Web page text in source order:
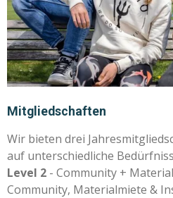
Mitgliedschaften
Wir bieten drei
auf unterschiedliche
Level 2 - Community +
Community, Materialmiete &